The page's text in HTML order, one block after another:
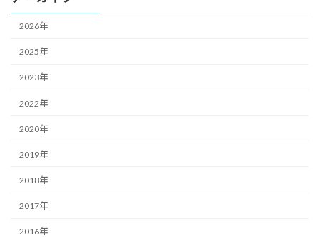
2026年
2025年
2023年
2022年
2020年
2019年
2018年
2017年
2016年